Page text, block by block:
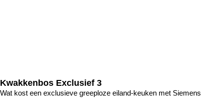
Kwakkenbos Exclusief 3
Wat kost een exclusieve greeploze eiland-keuken met Siemens